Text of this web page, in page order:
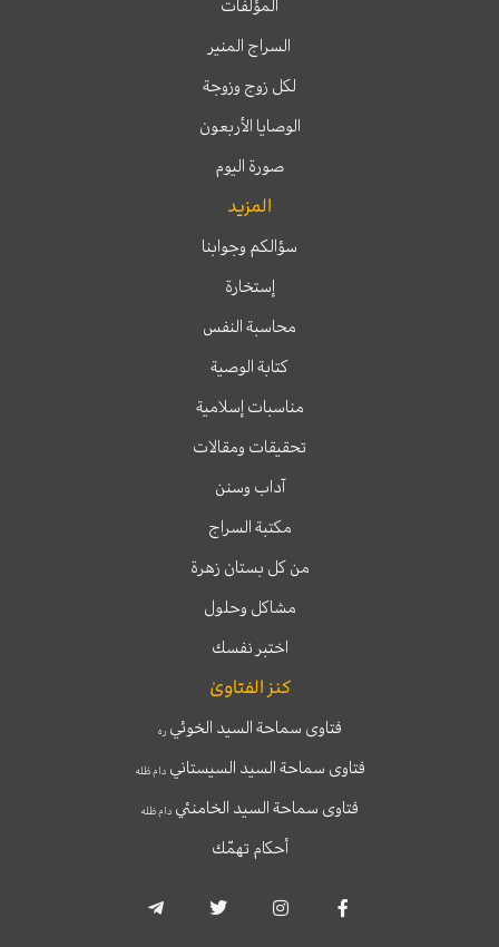
المؤلفات
السراج المنير
لكل زوج وزوجة
الوصايا الأربعون
صورة اليوم
المزيد
سؤالكم وجوابنا
إستخارة
محاسبة النفس
كتابة الوصية
مناسبات إسلامية
تحقيقات ومقالات
آداب وسنن
مكتبة السراج
من كل بستان زهرة
مشاكل وحلول
اختبر نفسك
كنز الفتاوىٰ
فتاوى سماحة السيد الخوئيره
فتاوى سماحة السيد السيستانيدام ظله
فتاوى سماحة السيد الخامنئي دام ظله
أحكام تهمّك
c
s
i
l